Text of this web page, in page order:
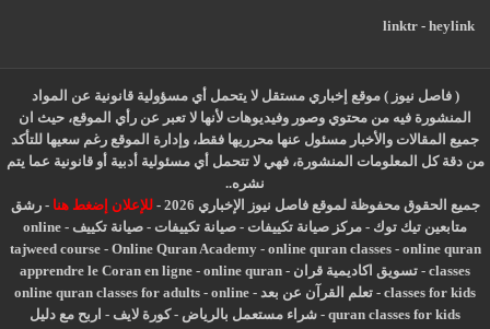
linktr- heylink
( فاصل نيوز ) موقع إخباري مستقل لا يتحمل أي مسؤولية قانونية عن المواد
المنشورة فيه من محتوي وصور وفيديوهات لأنها لا تعبر عن رأي الموقع، حيث ان
جميع المقالات والأخبار مسئول عنها محرريها فقط، وإدارة الموقع رغم سعيها للتأكد
من دقة كل المعلومات المنشورة، فهي لا تتحمل أي مسئولية أدبية أو قانونية عما يتم
نشره..
جميع الحقوق محفوظة لموقع فاصل نيوز الإخباري 2026 -
للإعلان إضغط هنا -رشق
متابعين تيك توك - مركز صيانة تكييفات - صيانة تكييفات - صيانة تكييف -
online
tajweed course- Online Quran Academy- online quran classes- online quran
classes
- تسويق اكاديمية قران -
apprendre le Coran en ligne - online quran
classes for kids
- تعلم القرآن عن بعد -
online quran classes for adults - online
quran classes for kids
- شراء مستعمل بالرياض -كورة لايف - اربح مع دليل